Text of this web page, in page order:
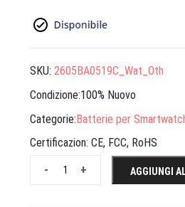
SKU: 2605BA0519C_Wat_Oth
Condizione:100% Nuovo
Categorie:Batterie per
Certificazion: CE, FCC, RoHS
+
- AGGIUNGI